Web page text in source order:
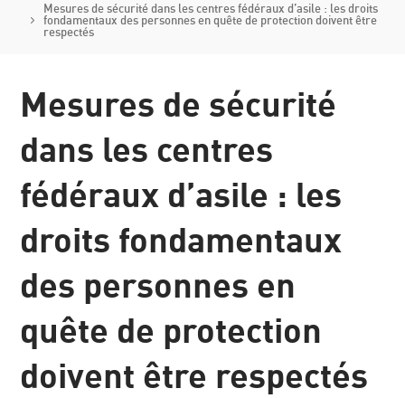
Politique
de presse
Mesures de sécurité dans les centres fédéraux d’asile : les droits
fondamentaux des personnes en quête de protection doivent être
respectés
Mesures de sécurité
dans les centres
fédéraux d’asile : les
droits fondamentaux
des personnes en
quête de protection
doivent être respectés